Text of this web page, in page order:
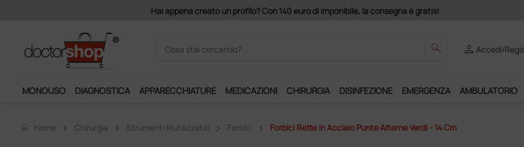
Acquistando il servizio "Ds Club", un anno di spedizioni a 39,90 euro + IVA!
search personAccedi/
MONOUSO DIAGNOSTICA APPARECCHIATURE MEDICAZIONI CHIRURGIA DISINFEZIONE EMERGENZA AMBULATORIO
home Home Chirurgia Strumenti Riutilizzabili Forbici Forbici Rette In Acciaio Punte Alterne Verdi - 14 Cm